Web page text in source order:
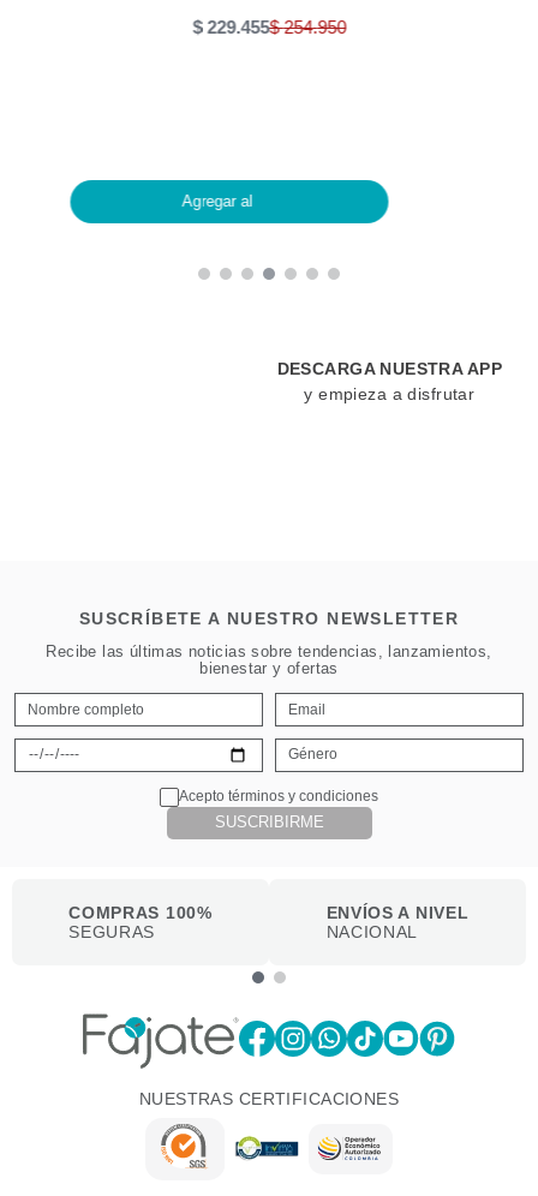
$ 254.950
$ 229.455
Agregar al
DESCARGA NUESTRA APP
y empieza a disfrutar
SUSCRÍBETE A NUESTRO NEWSLETTER
Recibe las últimas noticias sobre tendencias, lanzamientos,
bienestar y ofertas
Acepto términos y condiciones
SUSCRIBIRME
COMPRAS 100%
SEGURAS
ENVÍOS A NIVEL
NACIONAL
NUESTRAS CERTIFICACIONES